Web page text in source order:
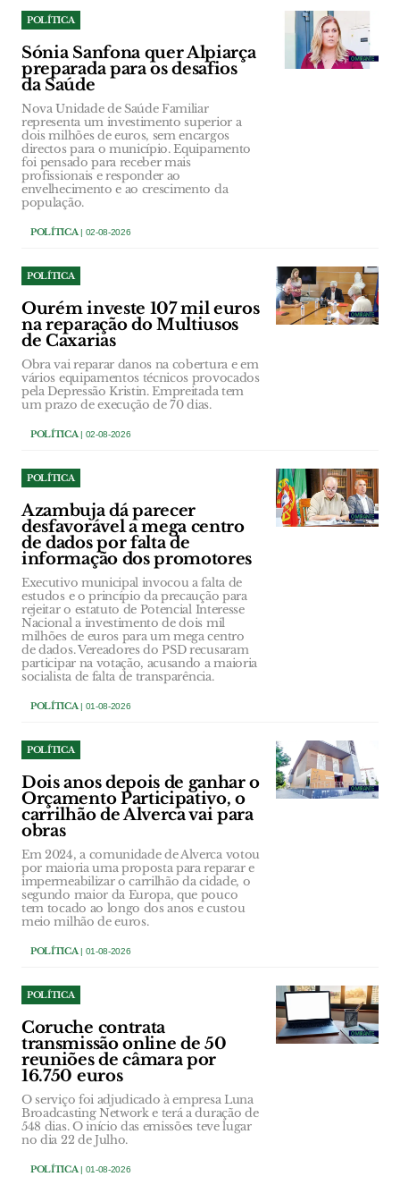
POLÍTICA
Sónia Sanfona quer Alpiarça
preparada para os desafios
da Saúde
Nova Unidade de Saúde Familiar
representa um investimento superior a
dois milhões de euros, sem encargos
directos para o município. Equipamento
foi pensado para receber mais
profissionais e responder ao
envelhecimento e ao crescimento da
população.
POLÍTICA| 02-08-2026
POLÍTICA
Ourém investe 107 mil euros
na reparação do Multiusos
de Caxarias
Obra vai reparar danos na cobertura e em
vários equipamentos técnicos provocados
pela Depressão Kristin. Empreitada tem
um prazo de execução de 70 dias.
POLÍTICA| 02-08-2026
POLÍTICA
Azambuja dá parecer
desfavorável a mega centro
de dados por falta de
informação dos promotores
Executivo municipal invocou a falta de
estudos e o princípio da precaução para
rejeitar o estatuto de Potencial Interesse
Nacional a investimento de dois mil
milhões de euros para um mega centro
de dados. Vereadores do PSD recusaram
participar na votação, acusando a maioria
socialista de falta de transparência.
POLÍTICA| 01-08-2026
POLÍTICA
Dois anos depois de ganhar o
Orçamento Participativo, o
carrilhão de Alverca vai para
obras
Em 2024, a comunidade de Alverca votou
por maioria uma proposta para reparar e
impermeabilizar o carrilhão da cidade, o
segundo maior da Europa, que pouco
tem tocado ao longo dos anos e custou
meio milhão de euros.
POLÍTICA| 01-08-2026
POLÍTICA
Coruche contrata
transmissão online de 50
reuniões de câmara por
16.750 euros
O serviço foi adjudicado à empresa Luna
Broadcasting Network e terá a duração de
548 dias. O início das emissões teve lugar
no dia 22 de Julho.
POLÍTICA| 01-08-2026